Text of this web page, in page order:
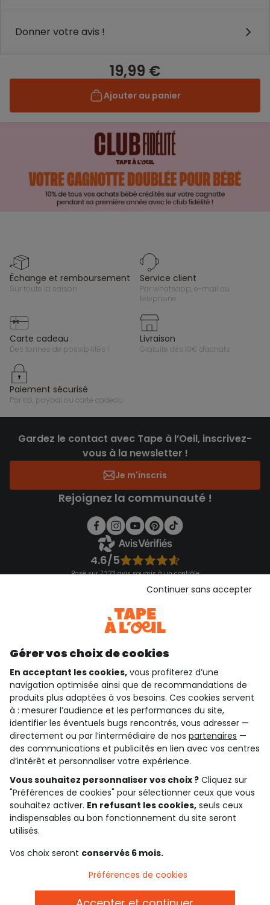
Donner votre avis !
19,99 €
Ajouter au panier
échange et remboursement
sur toute la saison
service client
par whatsapp, e-mail ou
téléphone
carte cadeau
des tonnes de possibilités !
livraison
gratuite dès 10€ d'achats
paiement sécurisé
par cb, paypal ou carte cadeau
Gardez le contact avec Tape à l’Oeil, inscrivez-
vous à la newsletter !
Je m'inscris
Rejoignez la communauté !
4.6/5
Basé sur 7 323 avis soumis à un contrôle
Consulter les CGU
qui sommes-nous ?
besoin d'aide ?
le club fidélité
notre catalogue
Conditions générales de ventes et d'utilisation
Conditions d’utilisation des réseaux sociaux
Politique de confidentialité
Cookies et données personnelles
Paramètres des cookies
Gérer vos choix de cookies
En acceptant les cookies, vous profiterez d’une
navigation optimisée ainsi que de recommandations de
produits plus adaptées à vos besoins. Ces cookies servent
à : mesurer l’audience et les performances du site,
identifier les éventuels bugs rencontrés, vous adresser —
directement ou par l’intermédiaire de nos partenaires —
des communications et publicités en lien avec vos centres
d’intérêt et personnaliser votre expérience.
Vous souhaitez personnaliser vos choix ? Cliquez sur
"Préférences de cookies" pour sélectionner ceux que vous
souhaitez activer. En refusant les cookies, seuls ceux
indispensables au bon fonctionnement du site seront
utilisés.
Vos choix seront conservés 6 mois.
Continuer sans accepter
Préférences de cookies